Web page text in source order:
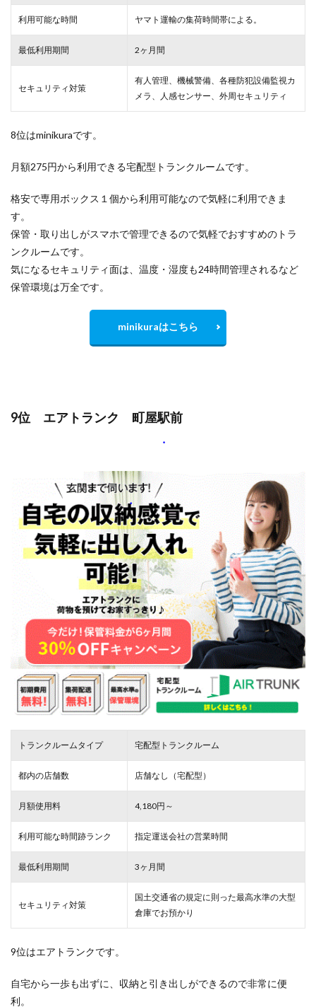
利用可能な時間 ヤマト運輸の集荷時間帯による。
最低利用期間 2ヶ月間
セキュリティ対策
有人管理、機械警備、各種防犯設備監視カ
メラ、人感センサー、外周セキュリティ
8位はminikuraです。
月額275円から利用できる宅配型トランクルームです。
格安で専用ボックス１個から利用可能なので気軽に利用できま
す。
保管・取り出しがスマホで管理できるので気軽でおすすめのトラ
ンクルームです。
気になるセキュリティ面は、温度・湿度も24時間管理されるなど
保管環境は万全です。
minikuraはこちら
9位 エアトランク 町屋駅前
トランクルームタイプ 宅配型トランクルーム
都内の店舗数 店舗なし（宅配型）
月額使用料 4,180円～
利用可能な時間跡ランク 指定運送会社の営業時間
最低利用期間 3ヶ月間
セキュリティ対策
国土交通省の規定に則った最高水準の大型
倉庫でお預かり
9位はエアトランクです。
自宅から一歩も出ずに、収納と引き出しができるので非常に便
利。